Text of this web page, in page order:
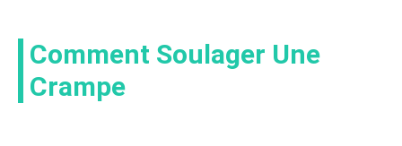
Comment Soulager Une
Crampe